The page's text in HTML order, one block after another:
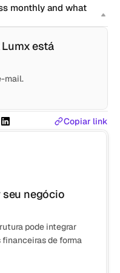
monthly and what
está
mail.
Copiar link
seu negócio
pode integrar
de forma